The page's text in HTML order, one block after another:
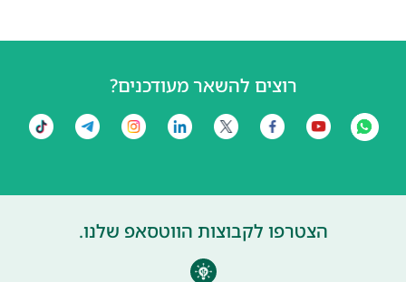
רוצים להשאר מעודכנים?
הצטרפו לקבוצות הווטסאפ שלנו.